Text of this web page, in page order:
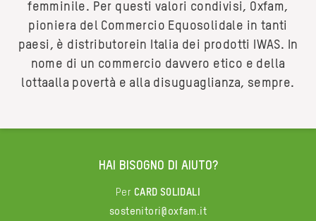
femminile. Per questi valori condivisi, Oxfam,
pioniera del Commercio Equosolidale in tanti
paesi, è distributorein Italia dei prodotti IWAS. In
nome di un commercio davvero etico e della
lottaalla povertà e alla disuguaglianza, sempre.
HAI BISOGNO DI AIUTO?
Per CARD SOLIDALI
sostenitori@oxfam.it